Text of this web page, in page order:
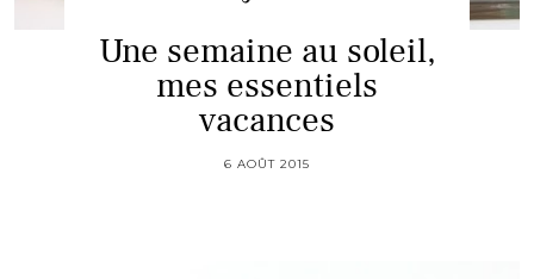
Une semaine au soleil,
mes essentiels
vacances
6 AOÛT 2015